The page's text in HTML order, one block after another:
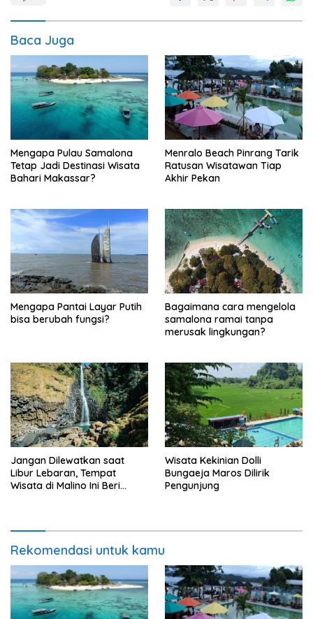
Baca Juga
Mengapa Pulau Samalona
Tetap Jadi Destinasi Wisata
Bahari Makassar?
Menralo Beach Pinrang Tarik
Ratusan Wisatawan Tiap
Akhir Pekan
Mengapa Pantai Layar Putih
bisa berubah fungsi?
Bagaimana cara mengelola
samalona ramai tanpa
merusak lingkungan?
Jangan Dilewatkan saat
Libur Lebaran, Tempat
Wisata di Malino Ini Beri
Wisata Kekinian Dolli
Bungaeja Maros Dilirik
Pengunjung
Rekomendasi untuk kamu